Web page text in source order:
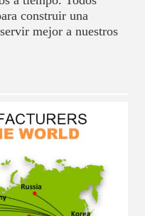
construir una
mejor a nuestros